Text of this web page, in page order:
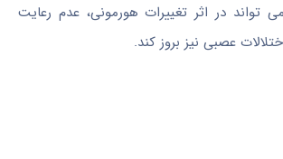
تواند در اثر تغییرات هورمونی، عدم رعایت
عصبی نیز بروز کند.